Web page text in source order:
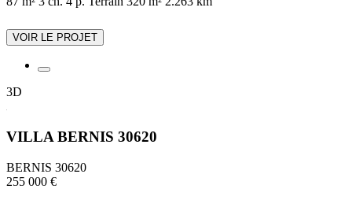
VOIR LE PROJET
3D
VILLA BERNIS 30620
BERNIS 30620
255 000 €